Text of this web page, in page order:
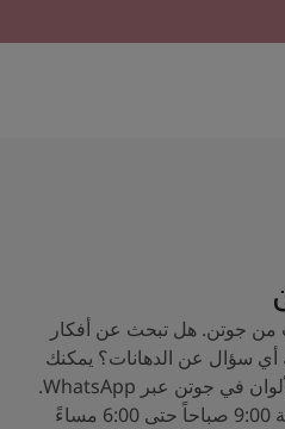
من جوتن. هل تبحث عن أفكار
أي سؤال عن الدهانات؟ يمكنك
الآن التحدث إلى خبراء الألوان في جوتن عبر WhatsApp.
ساعات العمل من الساعة 9:00 صباحاً حتى 6:00 مساءً